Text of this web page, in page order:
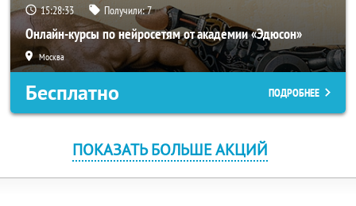
15:28:33 Получили:7
Онлайн-курсы по нейросетям от академии «Эдюсон»
Москва
Бесплатно ПОДРОБНЕЕ
ПОКАЗАТЬ БОЛЬШЕ АКЦИЙ